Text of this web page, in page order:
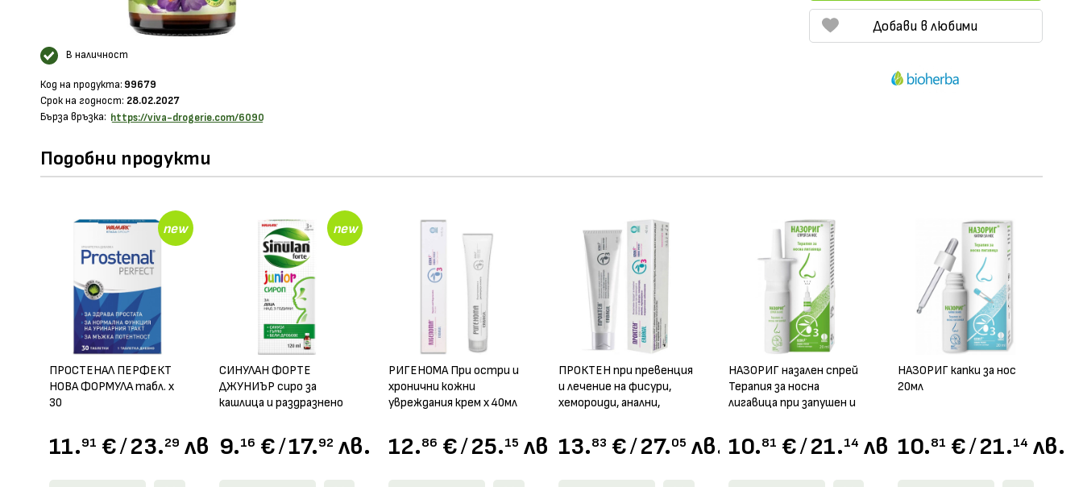
В наличност
Код на продукта: 99679
Срок на годност: 28.02.2027
Бърза връзка: https://viva-drogerie.com/6090
Добави в любими
Подобни продукти
new
ПРОСТЕНАЛ ПЕРФЕКТ
НОВА ФОРМУЛА табл. х
30
11.91 €/23.29 лв.
new
СИНУЛАН ФОРТЕ
ДЖУНИЪР сиро за
кашлица и раздразнено
9.16 €/17.92 лв.
РИГЕНОМА При остри и
хронични кожни
увреждания крем х 40мл
12.86 €/25.15 лв.
ПРОКТЕН при превенция
и лечение на фисури,
хемороиди, анални,
ендоректални
заболявания крем, 40мл
13.83 €/27.05 лв.
НАЗОРИГ назален спрей
Терапия за носна
лигавица при запушен и
10.81 €/21.14 лв.
НАЗОРИГ капки за нос
20мл
10.81 €/21.14 лв.